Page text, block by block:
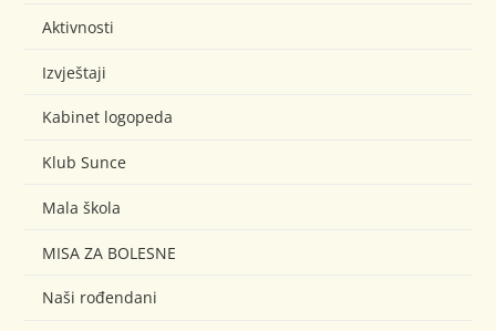
Aktivnosti
Izvještaji
Kabinet logopeda
Klub Sunce
Mala škola
MISA ZA BOLESNE
Naši rođendani